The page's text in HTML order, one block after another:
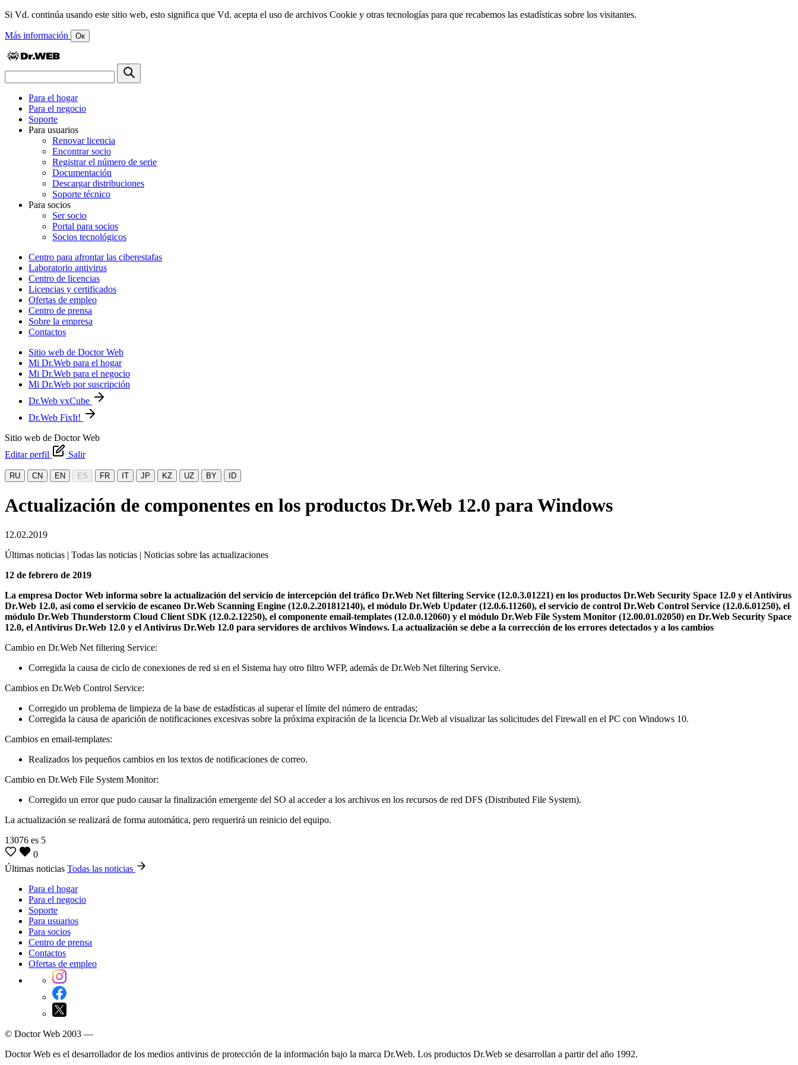
Si Vd. continúa usando este sitio web, esto significa que Vd. acepta el uso de archivos Cookie y otras tecnologías para que recabemos las estadísticas sobre los visitantes.
Más información Ок
Para el hogar
Para el negocio
Soporte
Para usuarios
Renovar licencia
Encontrar socio
Registrar el número de serie
Documentación
Descargar distribuciones
Soporte técnico
Para socios
Ser socio
Portal para socios
Socios tecnológicos
Centro para afrontar las ciberestafas
Laboratorio antivirus
Centro de licencias
Licencias y certificados
Ofertas de empleo
Centro de prensa
Sobre la empresa
Contactos
Sitio web de Doctor Web
Mi Dr.Web para el hogar
Mi Dr.Web para el negocio
Mi Dr.Web por suscripción
Dr.Web vxCube
Dr.Web FixIt!
Sitio web de Doctor Web
Editar perfil
Salir
RU CN EN ES FR IT JP KZ UZ BY ID
Actualización de componentes en los productos Dr.Web 12.0 para Windows
12.02.2019
Últimas noticias | Todas las noticias | Noticias sobre las actualizaciones
12 de febrero de 2019
La empresa Doctor Web informa sobre la actualización del servicio de intercepción del tráfico Dr.Web Net filtering Service (12.0.3.01221) en los productos Dr.Web Security Space 12.0 y el Antivirus
Dr.Web 12.0, así como el servicio de escaneo Dr.Web Scanning Engine (12.0.2.201812140), el módulo Dr.Web Updater (12.0.6.11260), el servicio de control Dr.Web Control Service (12.0.6.01250), el
módulo Dr.Web Thunderstorm Cloud Client SDK (12.0.2.12250), el componente email-templates (12.0.0.12060) y el módulo Dr.Web File System Monitor (12.00.01.02050) en Dr.Web Security Space
12.0, el Antivirus Dr.Web 12.0 y el Antivirus Dr.Web 12.0 para servidores de archivos Windows. La actualización se debe a la corrección de los errores detectados y a los cambios
Cambio en Dr.Web Net filtering Service:
Corregida la causa de ciclo de conexiones de red si en el Sistema hay otro filtro WFP, además de Dr.Web Net filtering Service.
Cambios en Dr.Web Control Service:
Corregido un problema de limpieza de la base de estadísticas al superar el límite del número de entradas;
Corregida la causa de aparición de notificaciones excesivas sobre la próxima expiración de la licencia Dr.Web al visualizar las solicitudes del Firewall en el PC con Windows 10.
Cambios en email-templates:
Realizados los pequeños cambios en los textos de notificaciones de correo.
Cambio en Dr.Web File System Monitor:
Corregido un error que pudo causar la finalización emergente del SO al acceder a los archivos en los recursos de red DFS (Distributed File System).
La actualización se realizará de forma automática, pero requerirá un reinicio del equipo.
13076 es 5
0
Últimas noticias Todas las noticias
Para el hogar
Para el negocio
Soporte
Para usuarios
Para socios
Centro de prensa
Contactos
Ofertas de empleo
© Doctor Web 2003 —
Doctor Web es el desarrollador de los medios antivirus de protección de la información bajo la marca Dr.Web. Los productos Dr.Web se desarrollan a partir del año 1992.